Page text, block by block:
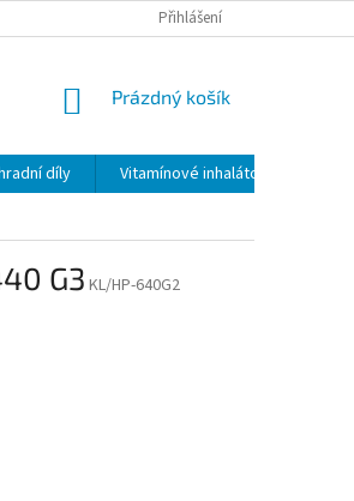
VRÁCENÍ ZBOŽÍ VE 14
Přihlášení
NÁKUPNÍ
Prázdný košík
díly
Vitamínové inhalátory
G3 KL/HP-640G2